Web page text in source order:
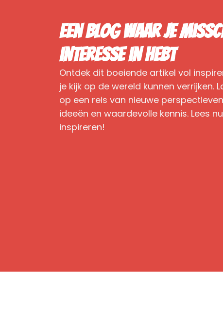
Een blog waar je
interesse in hebt
Ontdek dit boeiende artikel vol
je kijk op de wereld kunnen verrijken.
op een reis van nieuwe
ideeën en waardevolle kennis. Lees
inspireren!